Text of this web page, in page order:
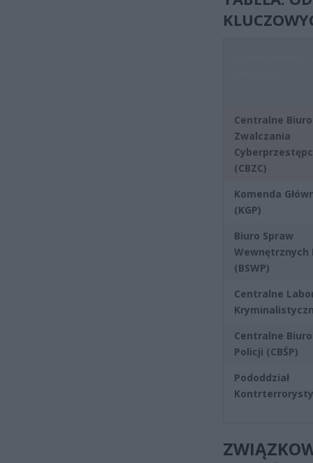
Centralne Biuro
Zwalczania
(CBZC)
Komenda
(KGP)
Biuro Spraw
Wewnętrznych
(BSWP)
Centralne
Centralne
Policji (CBŚP)
Pododdział